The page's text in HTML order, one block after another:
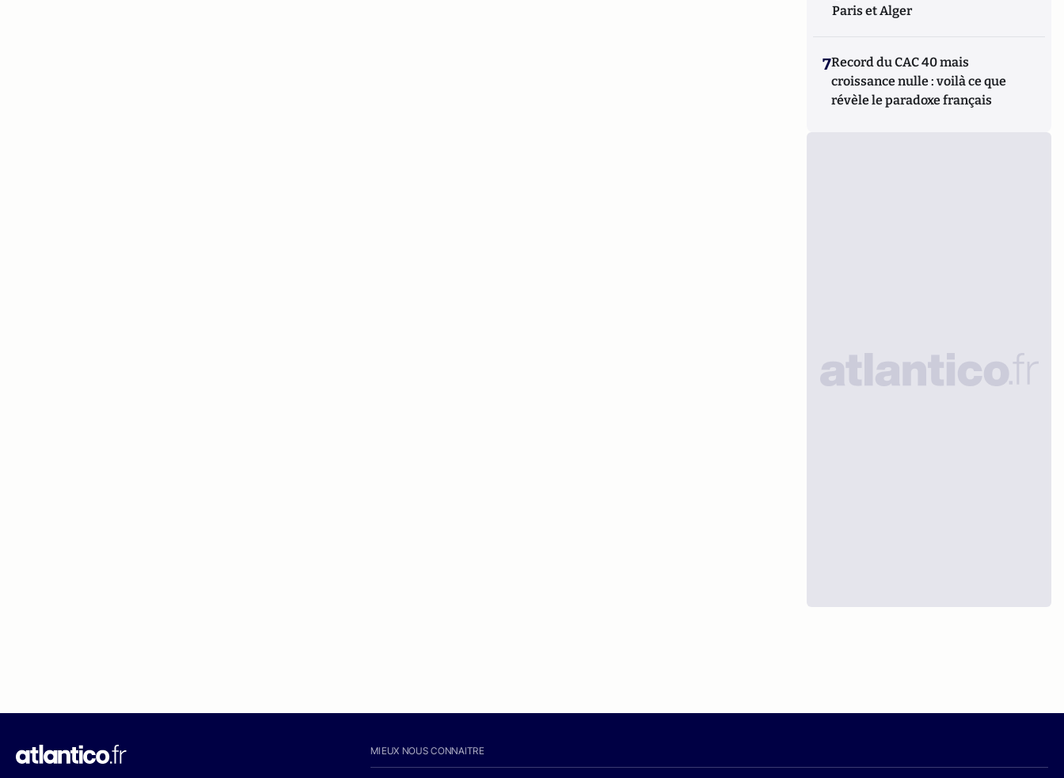
Paris et Alger
7Record du CAC 40 mais
croissance nulle : voilà ce que
révèle le paradoxe français
MIEUX NOUS CONNAITRE